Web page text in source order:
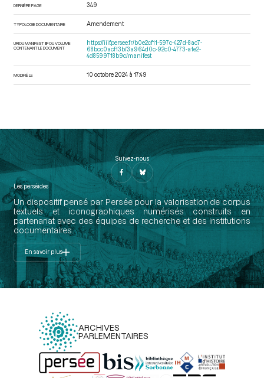
DERNIÈRE PAGE 349
TYPOLOGIE DOCUMENTAIRE Amendement
URI DU MANIFEST IIIF DU VOLUME
CONTENANT LE DOCUMENT
https://iiif.persee.fr/b0e2cf11-597c-427d-8ac7-
68bcc0acf13b/3a964d0c-92c0-4773-a1e2-
4d8599718b9c/manifest
MODIFIÉ LE 10 octobre 2024 à 17:49
Suivez-nous
Les perséides
Un dispositif pensé par Persée pour la valorisation de corpus
textuels et iconographiques numérisés construits en
partenariat avec des équipes de recherche et des institutions
documentaires.
En savoir plus
ARCHIVES
PARLEMENTAIRES